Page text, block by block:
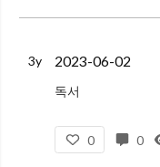
3y 2023-06-02
독서
카프카 단편중 일
0 0